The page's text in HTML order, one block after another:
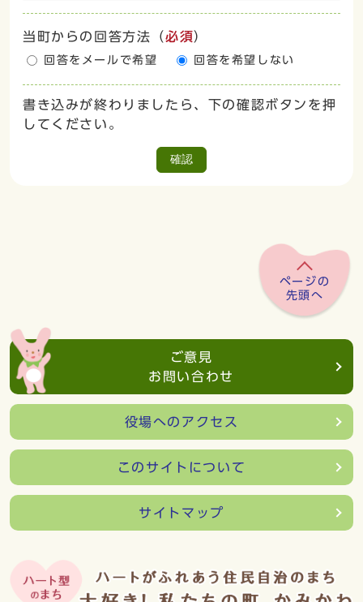
当町からの回答方法 （必須）
回答をメールで希望 回答を希望しない
書き込みが終わりましたら、下の確認ボタンを押
してください。
確認
ページの
先頭へ
ご意見
お問い合わせ
役場へのアクセス
このサイトについて
サイトマップ